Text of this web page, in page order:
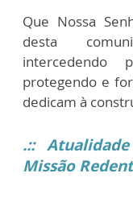
Que Nossa
desta
intercedendo
protegendo e
dedicam à
.::
Missão